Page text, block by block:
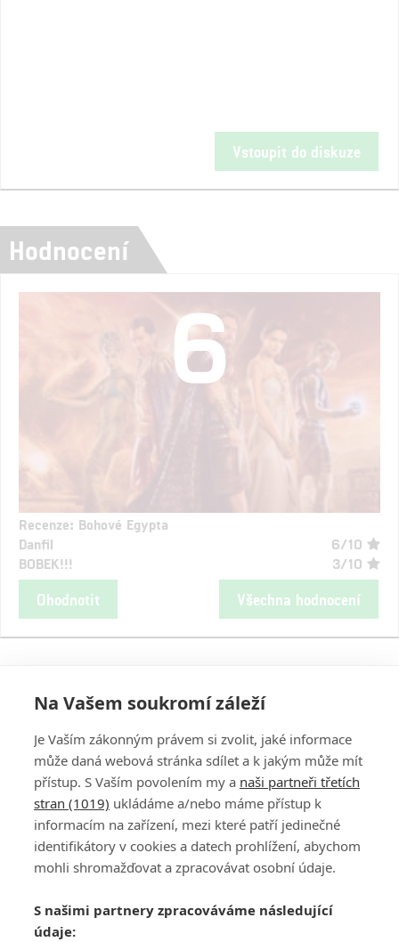
Vstoupit do diskuze
Hodnocení
6
Recenze: Bohové Egypta
Danfil
6/10
BOBEK!!!
3/10
Ohodnotit Všechna hodnocení
PŘIHLÁSIT
REGISTROVAT
DISKUZE
Šéfredaktorkou webu jePetr Slavík, e-mailserialy@fandimefilmu.cz
Máte-li zájem o inzerci na našem webu napište nám na e-mail
Na Vašem soukromí záleží
Je Vaším zákonným právem si zvolit, jaké informace
může daná webová stránka sdílet a k jakým může mít
přístup. S Vaším povolením my a naši partneři třetích
stran (1019) ukládáme a/nebo máme přístup k
informacím na zařízení, mezi které patří jedinečné
identifikátory v cookies a datech prohlížení, abychom
mohli shromažďovat a zpracovávat osobní údaje.
S našimi partnery zpracováváme následující
údaje: